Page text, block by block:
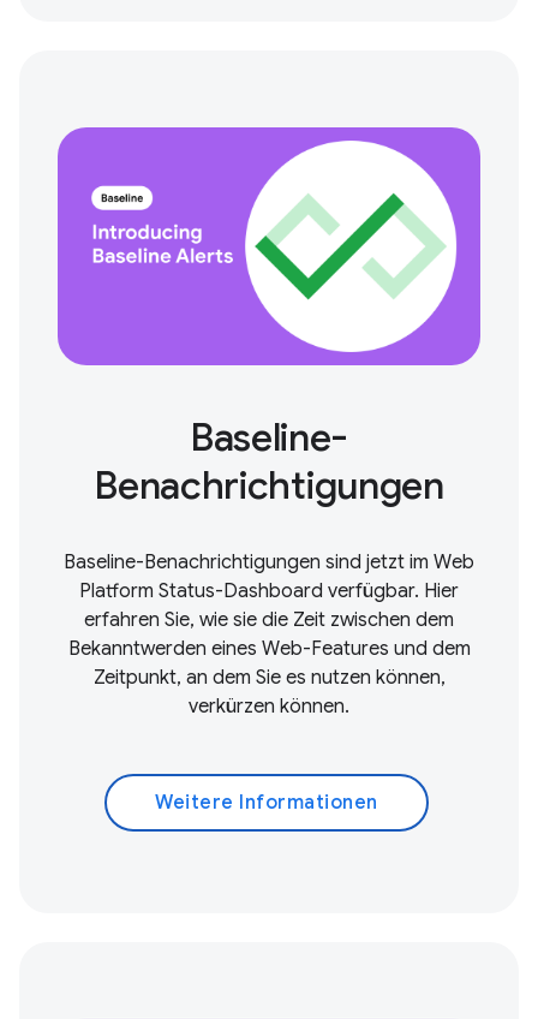
Baseline-
Benachrichtigungen
Baseline-Benachrichtigungen sind jetzt im Web
Platform Status-Dashboard verfügbar. Hier
erfahren Sie, wie sie die Zeit zwischen dem
Bekanntwerden eines Web-Features und dem
Zeitpunkt, an dem Sie es nutzen können,
verkürzen können.
Weitere Informationen